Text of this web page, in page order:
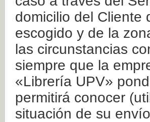
domicilio del Cliente
escogido y de la
las circunstancias
siempre que la
«Librería UPV»
permitirá conocer
situación de su